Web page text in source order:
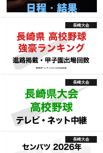
長崎大会
長崎大会
長崎大会